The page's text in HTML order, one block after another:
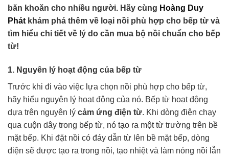
băn khoăn cho nhiều người. Hãy cùng Hoàng Duy
Phát khám phá thêm về loại nồi phù hợp cho bếp từ và
tìm hiểu chi tiết về lý do cần mua bộ nồi chuẩn cho bếp
từ!
1. Nguyên lý hoạt động của bếp từ
Trước khi đi vào việc lựa chọn nồi phù hợp cho bếp từ,
hãy hiểu nguyên lý hoạt động của nó. Bếp từ hoạt động
dựa trên nguyên lý cảm ứng điện từ. Khi dòng điện chạy
qua cuộn dây trong bếp từ, nó tạo ra một từ trường trên bề
mặt bếp. Khi đặt nồi có đáy dẫn từ lên bề mặt bếp, dòng
điện sẽ được tạo ra trong nồi, tạo nhiệt và làm nóng nồi lẫn